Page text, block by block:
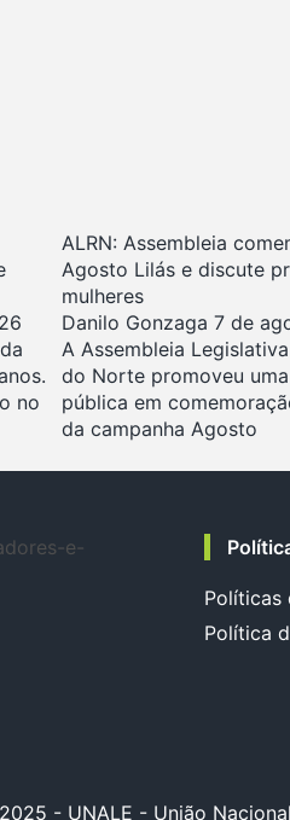
no
ALRN: Assembleia
Agosto Lilás e discute
mulheres
Danilo Gonzaga 7 de
A Assembleia
do Norte promoveu
pública em
da campanha Agosto
Políticas
Política
- UNALE - União